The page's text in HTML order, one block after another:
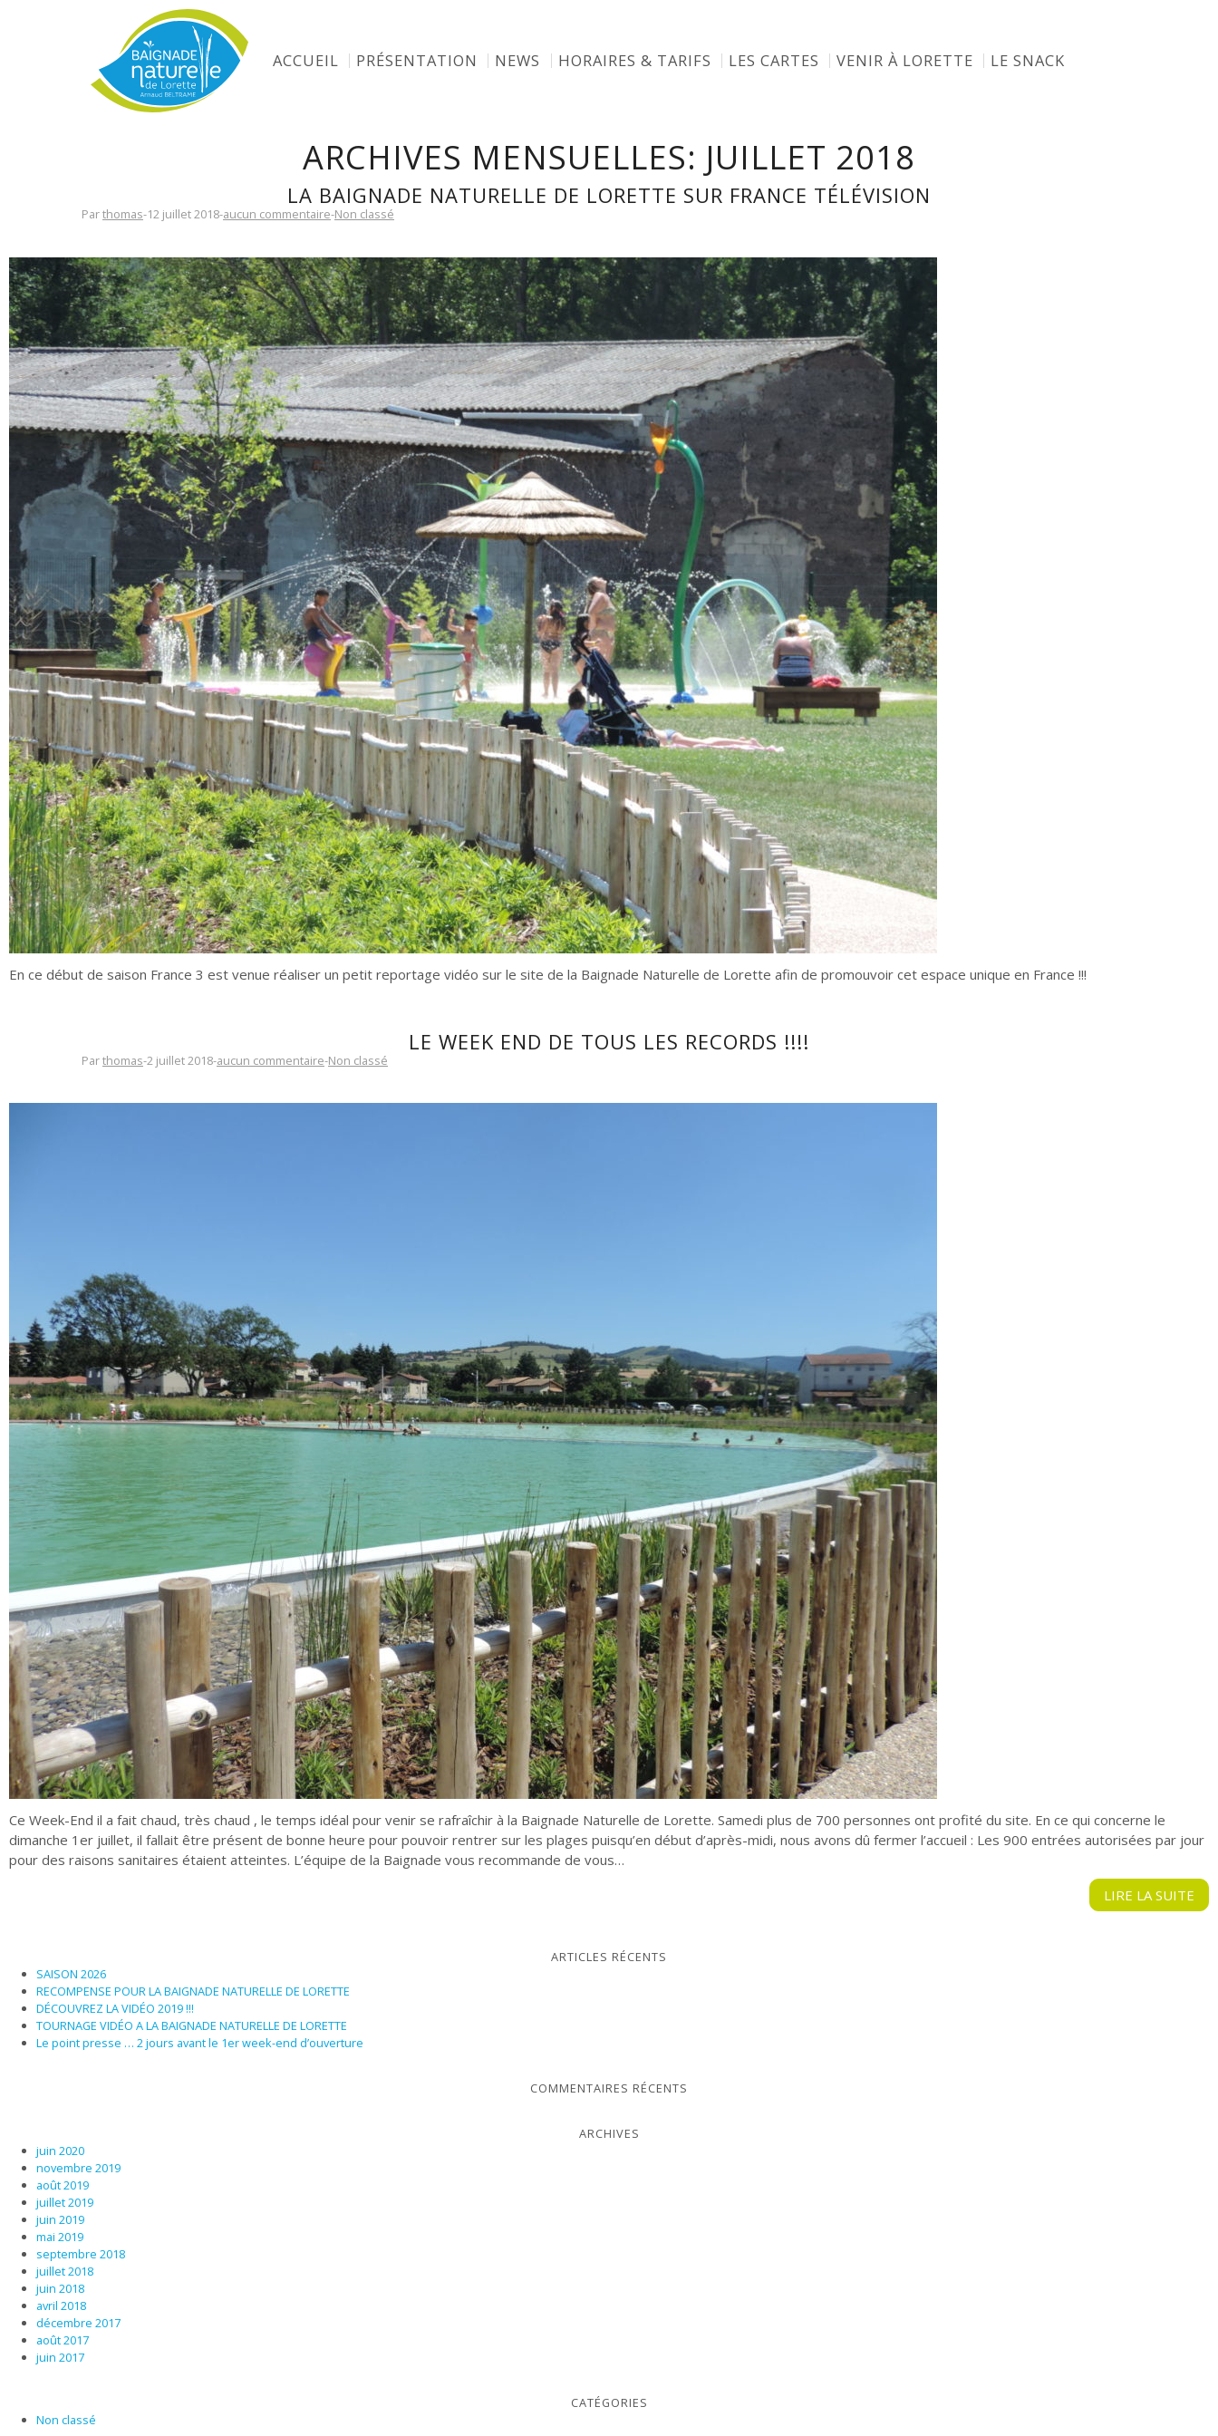
ACCUEIL PRÉSENTATION NEWS HORAIRES & TARIFS LES CARTES VENIR À LORETTE LE SNACK
ARCHIVES MENSUELLES: JUILLET 2018
LA BAIGNADE NATURELLE DE LORETTE SUR FRANCE TÉLÉVISION
Parthomas-12 juillet 2018-aucun commentaire-Non classé
En ce début de saison France 3 est venue réaliser un petit reportage vidéo sur le site de la Baignade Naturelle de Lorette afin de promouvoir cet espace unique en France !!!
LE WEEK END DE TOUS LES RECORDS !!!!
Parthomas-2 juillet 2018-aucun commentaire-Non classé
Ce Week-End il a fait chaud, très chaud , le temps idéal pour venir se rafraîchir à la Baignade Naturelle de Lorette. Samedi plus de 700 personnes ont profité du site. En ce qui concerne le
dimanche 1er juillet, il fallait être présent de bonne heure pour pouvoir rentrer sur les plages puisqu’en début d’après-midi, nous avons dû fermer l’accueil : Les 900 entrées autorisées par jour
pour des raisons sanitaires étaient atteintes. L’équipe de la Baignade vous recommande de vous…
LIRE LA SUITE
ARTICLES RÉCENTS
SAISON 2026
RECOMPENSE POUR LA BAIGNADE NATURELLE DE LORETTE
DÉCOUVREZ LA VIDÉO 2019 !!!
TOURNAGE VIDÉO A LA BAIGNADE NATURELLE DE LORETTE
Le point presse … 2 jours avant le 1er week-end d’ouverture
COMMENTAIRES RÉCENTS
ARCHIVES
juin 2020
novembre 2019
août 2019
juillet 2019
juin 2019
mai 2019
septembre 2018
juillet 2018
juin 2018
avril 2018
décembre 2017
août 2017
juin 2017
CATÉGORIES
Non classé